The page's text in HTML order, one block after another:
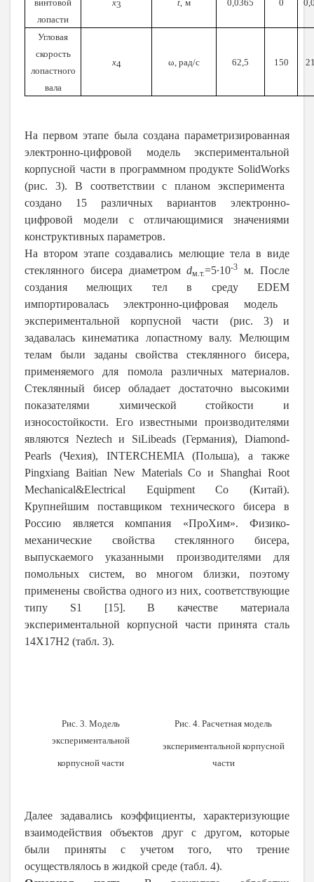
винтовой
лопасти
x3 t, м 0,0365 0
Угловая
скорость
лопастного
вала
x4 ω, рад/с 62,5 150
На первом этапе была создана параметризированная
электронно-цифровой модель экспериментальной
корпусной части в программном продукте SolidWorks
(рис. 3). В соответствии с планом эксперимента
создано 15 различных вариантов электронно-
цифровой модели с отличающимися значениями
конструктивных параметров.
На втором этапе создавались мелющие тела в виде
стеклянного бисера диаметромdм.т.=5∙10-3 м.После
создания мелющих тел в средуEDEM
импортировалась электронно-цифровая модель
экспериментальной корпусной части (рис. 3)и
задавалась кинематика лопастному валу. Мелющим
телам были заданы свойства стеклянного бисера,
применяемого для помола различных материалов.
Стеклянный бисер обладает достаточно высокими
показателями химической стойкости и
износостойкости. Его известными производителями
являются Neztech и SiLibeads (Германия), Diamond-
Pearls (Чехия), INTERCHEMIA (Польша), а также
Pingxiang Baitian New Materials Co и Shanghai Root
Mechanical&Electrical Equipment Co (Китай).
Крупнейшим поставщиком технического бисера в
Россию является компания «ПроХим». Физико-
механические свойства стеклянного бисера,
выпускаемого указанными производителями для
помольных систем, во многом близки, поэтому
применены свойства одного из них, соответствующие
типу S1 [15].В качестве материала
экспериментальной корпусной частипринята сталь
14Х17Н2 (табл. 3).
Рис. 3. Модель
экспериментальной
корпусной части
Рис. 4. Расчетная модель
экспериментальной корпусной
части
Далее задавались коэффициенты, характеризующие
взаимодействия объектов друг с другом, которые
были приняты с учетом того, что трение
осуществлялось в жидкой среде (табл. 4).